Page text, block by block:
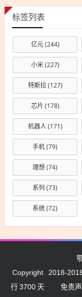
标签列表
亿元(244)
小米(227)
特斯拉(127)
芯片 (178)
机器人(171)
手机(79)
理想(74)
系列 (73)
系统(72)
Copyright 2018-
行3700 天
免责声